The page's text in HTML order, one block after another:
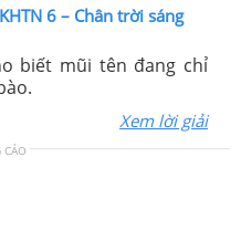
6 – Chân trời sáng
biết mũi tên đang chỉ
Xem lời giải
CÁO